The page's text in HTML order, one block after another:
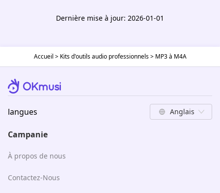
Dernière mise à jour: 2026-01-01
Accueil > Kits d'outils audio professionnels> MP3 à M4A
langues Anglais
Campanie
À propos de nous
Contactez-Nous